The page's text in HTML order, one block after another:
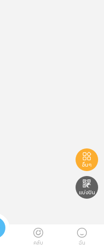

อื่นๆ

แบ่งปัน

คลับ

ฉัน